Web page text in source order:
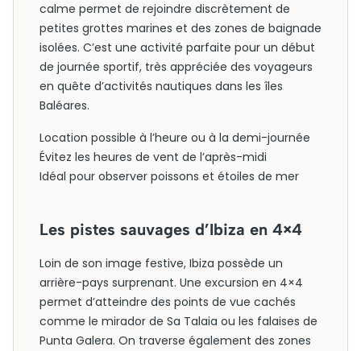
calme permet de rejoindre discrètement de
petites grottes marines et des zones de baignade
isolées. C’est une activité parfaite pour un début
de journée sportif, très appréciée des voyageurs
en quête d’activités nautiques dans les îles
Baléares.
Location possible à l’heure ou à la demi-journée
Évitez les heures de vent de l’après-midi
Idéal pour observer poissons et étoiles de mer
Les pistes sauvages d’Ibiza en 4×4
Loin de son image festive, Ibiza possède un
arrière-pays surprenant. Une excursion en 4×4
permet d’atteindre des points de vue cachés
comme le mirador de Sa Talaia ou les falaises de
Punta Galera. On traverse également des zones